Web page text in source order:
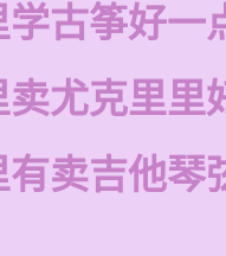
古筝好一
尤克里里
卖吉他琴